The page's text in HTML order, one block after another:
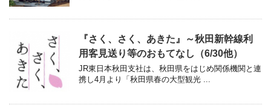
『さく、さく、あきた』～秋田新幹線利
用客見送り等のおもてなし（6/30他）
JR東日本秋田支社は、秋田県をはじめ関係機関と連
携し4月より「秋田県春の大型観光 ...